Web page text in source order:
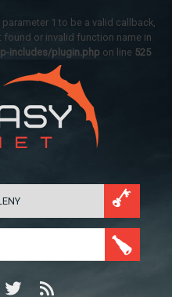
1 to be a valid callback,
or invalid function name in
includes/plugin.php on line 525